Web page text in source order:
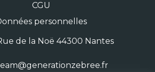
CGU
personnelles
de la Noë 44300 Nantes